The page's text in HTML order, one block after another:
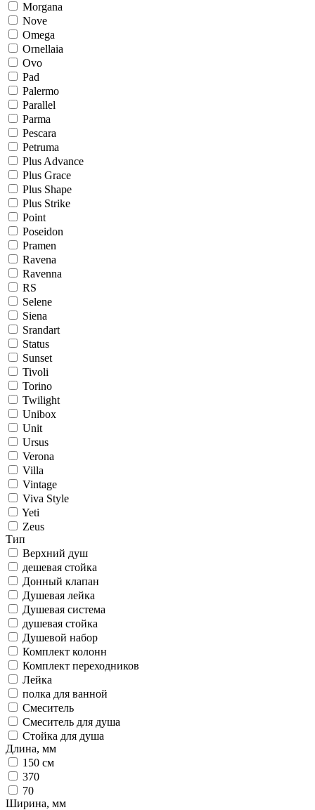
Morgana
Nove
Omega
Ornellaia
Ovo
Pad
Palermo
Parallel
Parma
Pescara
Petruma
Plus Advance
Plus Grace
Plus Shape
Plus Strike
Point
Poseidon
Pramen
Ravena
Ravenna
RS
Selene
Siena
Srandart
Status
Sunset
Tivoli
Torino
Twilight
Unibox
Unit
Ursus
Verona
Villa
Vintage
Viva Style
Yeti
Zeus
Тип
Верхний душ
дешевая стойка
Донный клапан
Душевая лейка
Душевая система
душевая стойка
Душевой набор
Комплект колонн
Комплект переходников
Лейка
полка для ванной
Смеситель
Смеситель для душа
Стойка для душа
Длина, мм
150 см
370
70
Ширина, мм